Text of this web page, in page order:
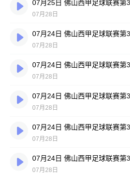
07月28日
07月28日
07月28日
07月28日
07月28日
07月28日